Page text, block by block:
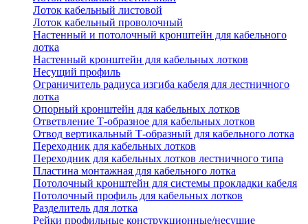
Лоток кабельный листовой
Лоток кабельный проволочный
Настенный и потолочный кронштейн для кабельного
лотка
Настенный кронштейн для кабельных лотков
Несущий профиль
Ограничитель радиуса изгиба кабеля для лестничного
лотка
Опорный кронштейн для кабельных лотков
Ответвление Т-образное для кабельных лотков
Отвод вертикальный Т-образный для кабельного лотка
Переходник для кабельных лотков
Переходник для кабельных лотков лестничного типа
Пластина монтажная для кабельного лотка
Потолочный кронштейн для системы прокладки кабеля
Потолочный профиль для кабельных лотков
Разделитель для лотка
Рейки профильные конструкционные/несущие